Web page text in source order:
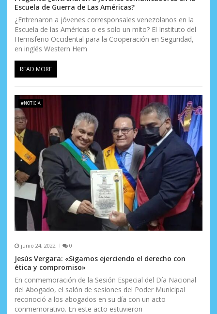
n
t
r
a
d
a
s
Escuela de Guerra de Las Américas?
¿Entrenaron a jóvenes corresponsales venezolanos en la
Escuela de las Américas o es solo un mito? El Instituto del
Hemisferio Occidental para la Cooperación en Seguridad,
en inglés Western Hem
READ MORE
#NOTICIA
junio 24, 2022 0
Jesús Vergara: «Sigamos ejerciendo el derecho con
ética y compromiso»
En conmemoración de la Sesión Especial del Día Nacional
del Abogado, el salón de sesiones del Poder Municipal
reconoció a los abogados en su día con un acto
conmemorativo. En este acto estuvieron